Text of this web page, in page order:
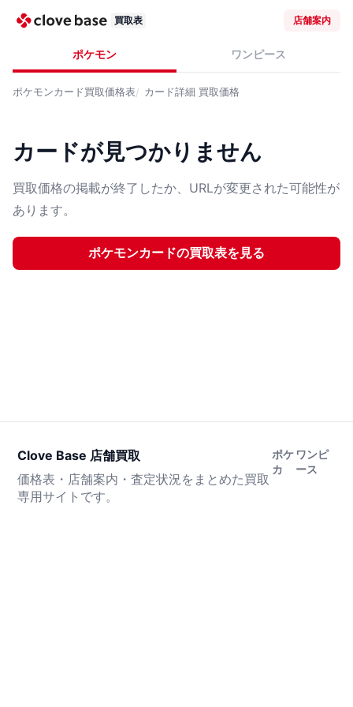
買取表 店舗案内
ポケモン ワンピース
ポケモンカード買取価格表 カード詳細 買取価格
カードが見つかりません
買取価格の掲載が終了したか、URLが変更された可能性が
あります。
ポケモンカードの買取表を見る
Clove Base 店舗買取
価格表・店舗案内・査定状況をまとめた買取
専用サイトです。
ポケ
カ
ワンピ
ース